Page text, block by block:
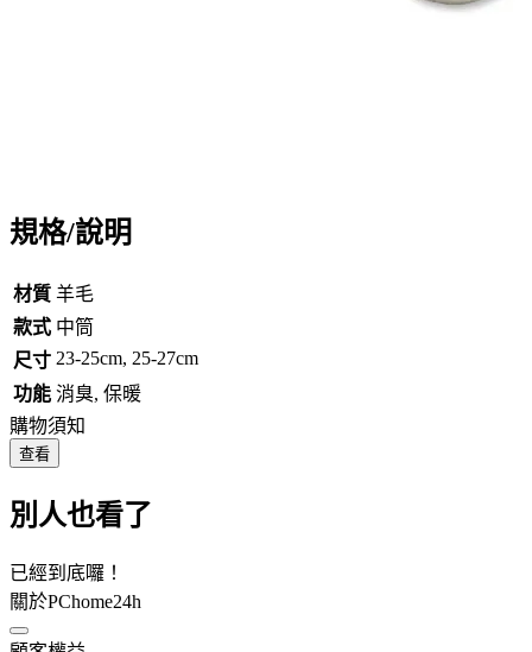
規格/說明
材質 羊毛
款式 中筒
尺寸 23-25cm, 25-27cm
功能 消臭, 保暖
購物須知
查看
別人也看了
已經到底囉！
關於PChome24h